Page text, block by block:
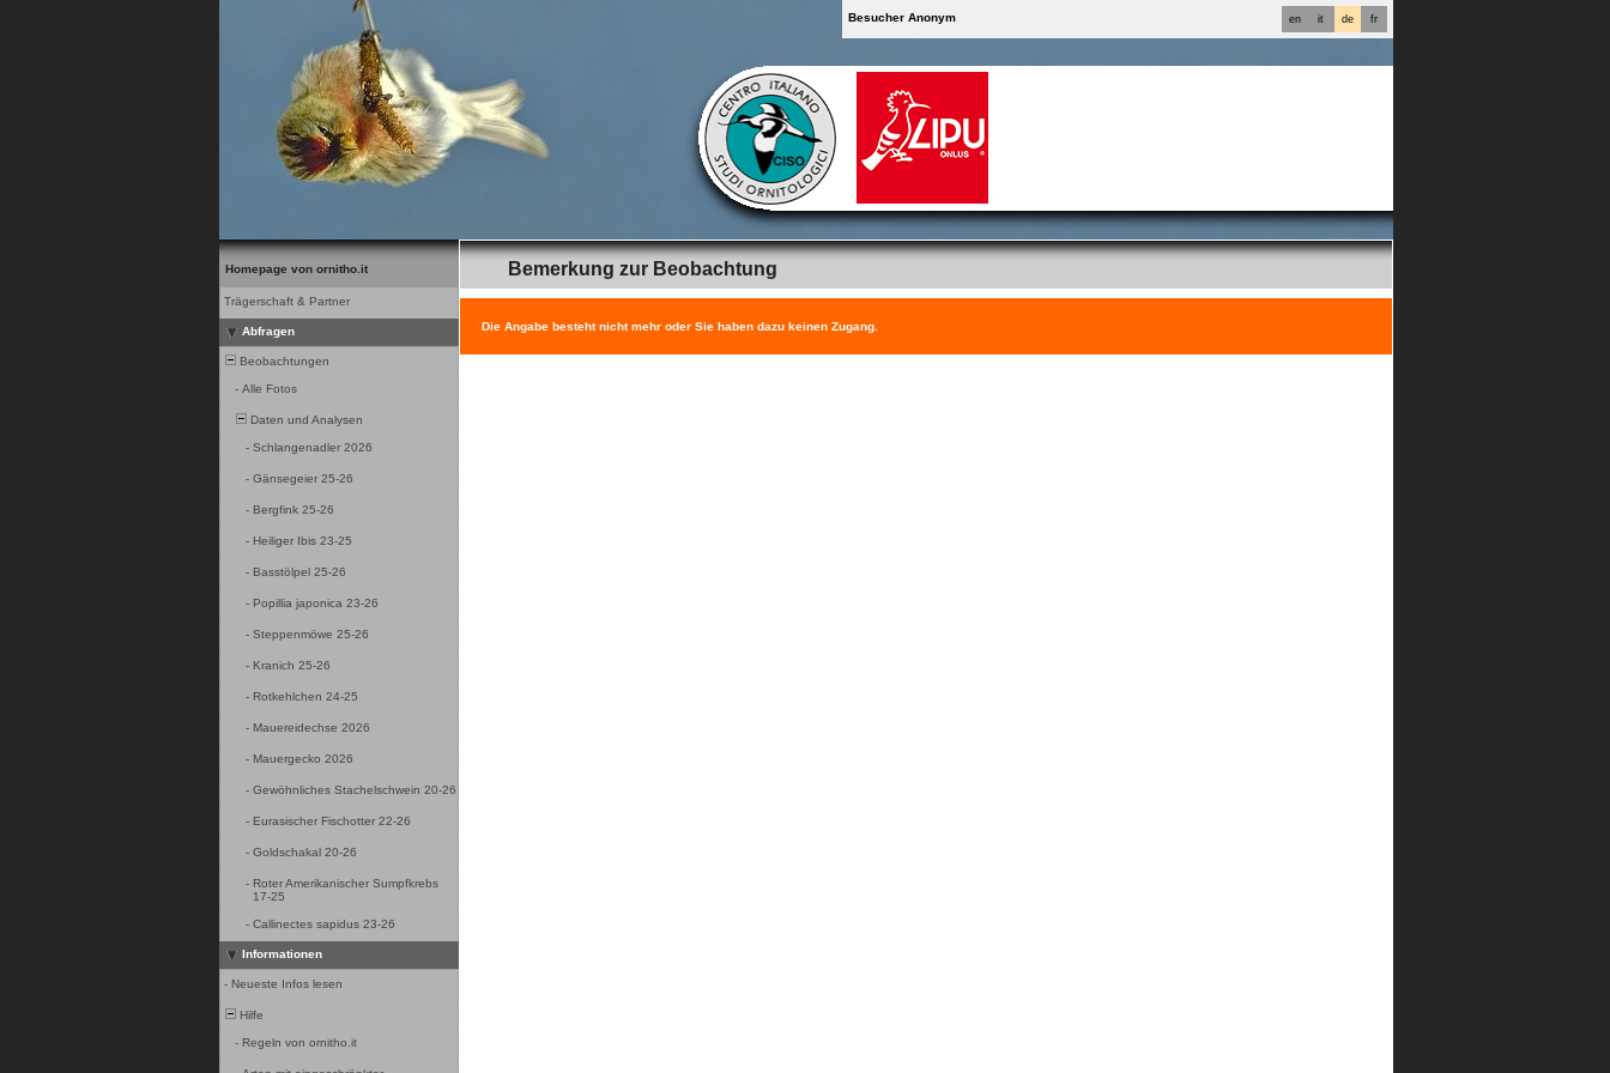
fr
de
it
en
Besucher Anonym
Homepage von ornitho.it
Trägerschaft & Partner
Abfragen
Beobachtungen
- Alle Fotos
Daten und Analysen
- Schlangenadler 2026
- Gänsegeier 25-26
- Bergfink 25-26
- Heiliger Ibis 23-25
- Basstölpel 25-26
- Popillia japonica 23-26
- Steppenmöwe 25-26
- Kranich 25-26
- Rotkehlchen 24-25
- Mauereidechse 2026
- Mauergecko 2026
- Gewöhnliches Stachelschwein 20-26
- Eurasischer Fischotter 22-26
- Goldschakal 20-26
- Roter Amerikanischer Sumpfkrebs
17-25
- Callinectes sapidus 23-26
Informationen
- Neueste Infos lesen
Hilfe
- Regeln von ornitho.it
Bemerkung zur Beobachtung
Die Angabe besteht nicht mehr oder Sie haben dazu keinen Zugang.